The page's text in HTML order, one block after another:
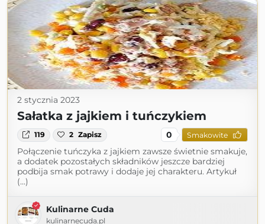
2 stycznia 2023
Sałatka z jajkiem i tuńczykiem
119 2 Zapisz 0 Smakowite
Połączenie tuńczyka z jajkiem zawsze świetnie smakuje,
a dodatek pozostałych składników jeszcze bardziej
podbija smak potrawy i dodaje jej charakteru. Artykuł
(...)
Kulinarne Cuda
kulinarnecuda.pl